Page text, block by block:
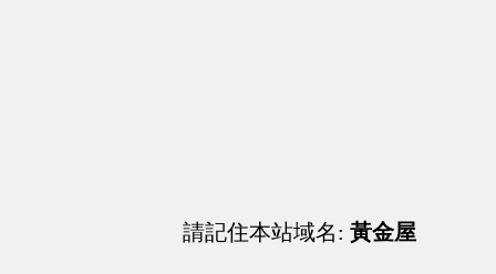
請記住本站域名: 黃金屋